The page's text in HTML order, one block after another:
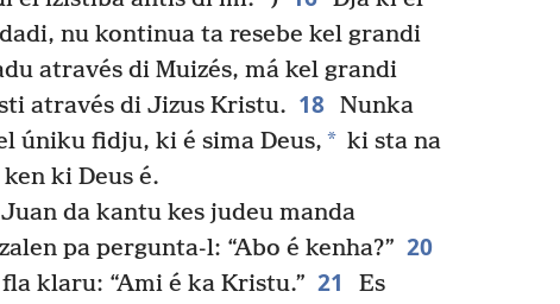
nu kontinua ta resebe kel grandi
através di Muizés, má kel grandi
através di Jizus Kristu. 18 Nunka
úniku fidju, ki é sima Deus, * ki sta na
ki Deus é.
da kantu kes judeu manda
pa pergunta-l: “Abo é kenha?” 20
klaru: “Ami é ka Kristu.” 21
Es